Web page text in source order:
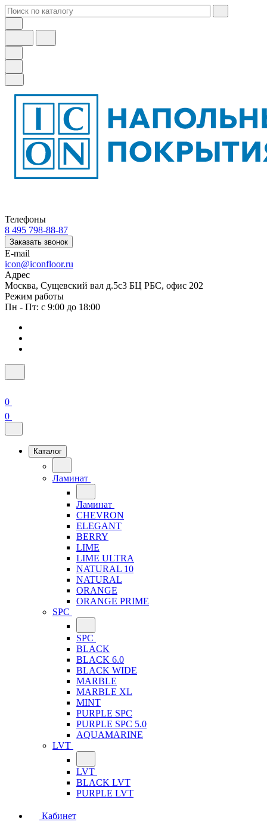
Телефоны
8 495 798-88-87
Заказать звонок
E-mail
icon@iconfloor.ru
Адрес
Москва, Сущевский вал д.5с3 БЦ РБС, офис 202
Режим работы
Пн - Пт: с 9:00 до 18:00
0
0
Каталог
Ламинат
Ламинат
CHEVRON
ELEGANT
BERRY
LIME
LIME ULTRA
NATURAL 10
NATURAL
ORANGE
ORANGE PRIME
SPC
SPC
BLACK
BLACK 6.0
BLACK WIDE
MARBLE
MARBLE XL
MINT
PURPLE SPC
PURPLE SPC 5.0
AQUAMARINE
LVT
LVT
BLACK LVT
PURPLE LVT
Кабинет